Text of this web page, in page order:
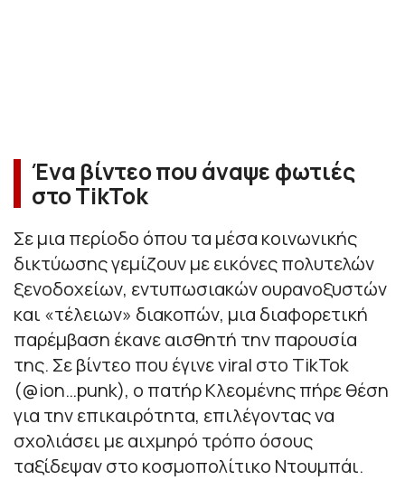
Ένα βίντεο που άναψε φωτιές
στο TikTok
Σε μια περίοδο όπου τα μέσα κοινωνικής
δικτύωσης γεμίζουν με εικόνες πολυτελών
ξενοδοχείων, εντυπωσιακών ουρανοξυστών
και «τέλειων» διακοπών, μια διαφορετική
παρέμβαση έκανε αισθητή την παρουσία
της. Σε βίντεο που έγινε viral στο TikTok
(@ion…punk), ο πατήρ Κλεομένης πήρε θέση
για την επικαιρότητα, επιλέγοντας να
σχολιάσει με αιχμηρό τρόπο όσους
ταξίδεψαν στο κοσμοπολίτικο Ντουμπάι.